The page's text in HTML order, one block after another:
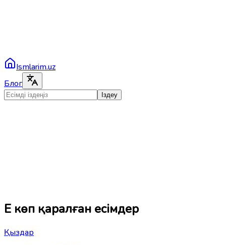
Ismlarim.uz
Блог
Іздеу
Ең көп қаралған есімдер
Қыздар